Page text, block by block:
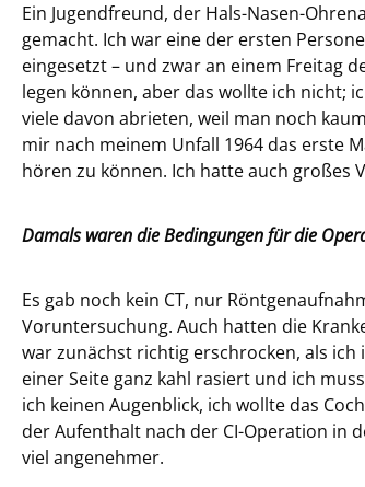
Ein Jugendfreund, der Hals-Nasen-
gemacht. Ich war eine der ersten
eingesetzt – und zwar an einem Freitag
legen können, aber das wollte ich nicht;
viele davon abrieten, weil man noch
mir nach meinem Unfall 1964 das erste
hören zu können. Ich hatte auch großes
Damals waren die Bedingungen für die
Es gab noch kein CT, nur
Voruntersuchung. Auch hatten die
war zunächst richtig erschrocken, als
einer Seite ganz kahl rasiert und ich
ich keinen Augenblick, ich wollte das
der Aufenthalt nach der CI-Operation in
viel angenehmer.